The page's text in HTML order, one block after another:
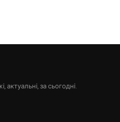
актуальні, за сьогодні.